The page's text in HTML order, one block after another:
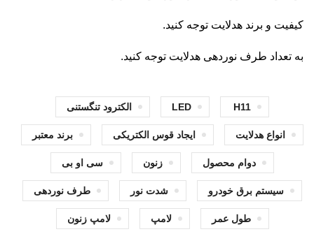
کیفیت و برند هدلایت توجه کنید.
به تعداد طرف نوردهی هدلایت توجه کنید.
H11
LED الکترود تنگستنی
انواع هدلایت ایجاد قوس الکتریکی برند معتبر
دوام محصول زنون سی او بی
سیستم برق خودرو شدت نور طرف نوردهی
طول عمر لامپ لامپ زنون